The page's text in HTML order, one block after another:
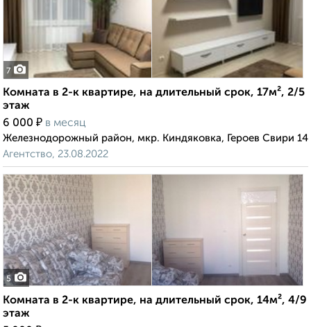
7
Комната в 2-к квартире, на длительный срок, 17м², 2/5
этаж
6 000 ₽ в месяц
Железнодорожный район, мкр. Киндяковка, Героев Свири 14
Агентство, 23.08.2022
5
Комната в 2-к квартире, на длительный срок, 14м², 4/9
этаж